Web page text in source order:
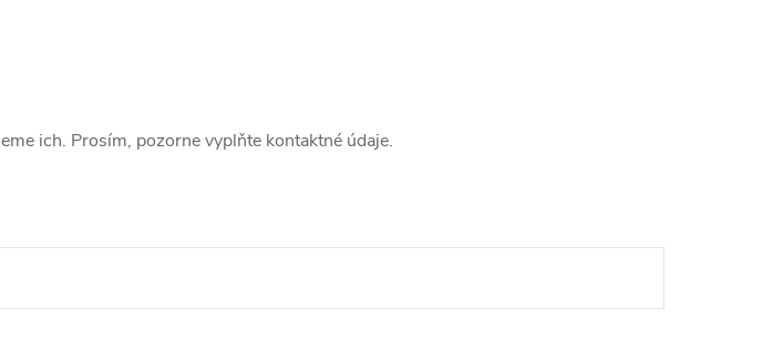
ich. Prosím, pozorne vyplňte kontaktné údaje.